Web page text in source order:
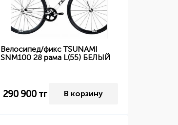
Велосипед/фикс TSUNAMI
SNM100 28 рама L(55) БЕЛЫЙ
290 900тг В корзину